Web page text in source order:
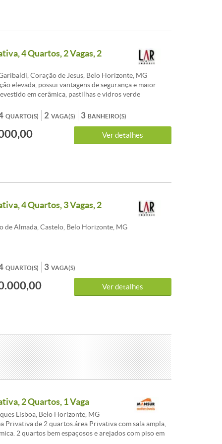
4 Quartos, 2 Vagas, 2
Coração de Jesus, Belo Horizonte, MG
elevada, possui vantagens de segurança e maior
em cerâmica, pastilhas e vidros verde
solar. Área de lazer, pilotis com 1.100 m²,
espaço gourmet, salão de festas e de jogos, fitness e
02 vagas de garagem. Apartamento : salão para 02
em laminado.Varanda. Lavabo com piso em
QUARTO(S) VAGA(S)
2 BANHEIRO(S)
3
Ver detalhes
4 Quartos, 3 Vagas, 2
de Almada, Castelo, Belo Horizonte, MG
QUARTO(S) VAGA(S)
3
Ver detalhes
2 Quartos, 1 Vaga
Lisboa, Belo Horizonte, MG
Privativa de 2 quartos.área Privativa com sala ampla,
2 quartos bem espaçosos e arejados com piso em